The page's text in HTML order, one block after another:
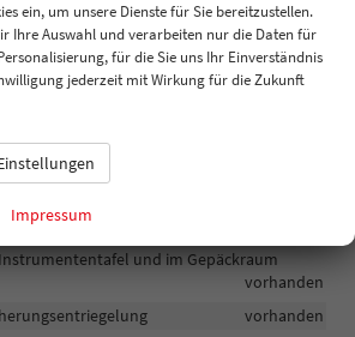
vorhanden
vorhanden
hinten elektrisch bedienbar mit One Touch
Öffnen/Schließen
Berührungssensor im Türgriff
(RGB Licht)
und im Gepäckraum
vorhanden
vorhanden
ein, um unsere Dienste für Sie bereitzustellen.
Ihre Auswahl und verarbeiten nur die Daten für
für die Sie uns Ihr Einverständnis
jederzeit mit Wirkung für die Zukunft
Impressum